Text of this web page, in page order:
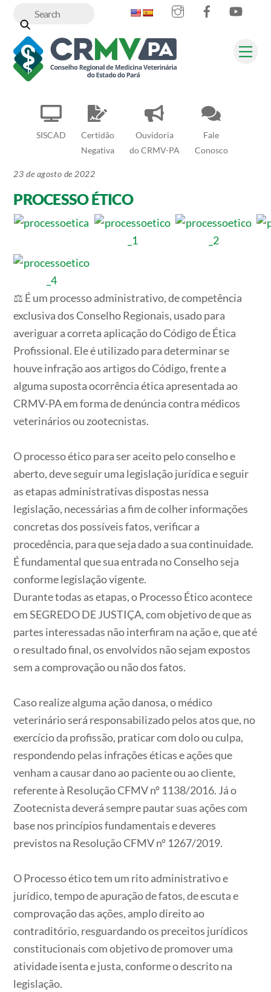
content
SISCAD
Certidão
Negativa
Ouvidoria
do CRMV-PA
Fale
Conosco
InstagramFacebook
23 de agosto de 2022
PROCESSO ÉTICO
⚖️ É um processo administrativo, de competência
exclusiva dos Conselho Regionais, usado para
averiguar a correta aplicação do Código de Ética
Profissional. Ele é utilizado para determinar se
houve infração aos artigos do Código, frente a
alguma suposta ocorrência ética apresentada ao
CRMV-PA em forma de denúncia contra médicos
veterinários ou zootecnistas.
O processo ético para ser aceito pelo conselho e
aberto, deve seguir uma legislação jurídica e seguir
as etapas administrativas dispostas nessa
legislação, necessárias a fim de colher informações
concretas dos possíveis fatos, verificar a
procedência, para que seja dado a sua continuidade.
É fundamental que sua entrada no Conselho seja
conforme legislação vigente.
Durante todas as etapas, o Processo Ético acontece
em SEGREDO DE JUSTIÇA, com objetivo de que as
partes interessadas não interfiram na ação e, que até
o resultado final, os envolvidos não sejam expostos
sem a comprovação ou não dos fatos.
Caso realize alguma ação danosa, o médico
veterinário será responsabilizado pelos atos que, no
exercício da profissão, praticar com dolo ou culpa,
respondendo pelas infrações éticas e ações que
venham a causar dano ao paciente ou ao cliente,
referente à Resolução CFMV nº 1138/2016. Já o
Zootecnista deverá sempre pautar suas ações com
base nos princípios fundamentais e deveres
previstos na Resolução CFMV nº 1267/2019.
O Processo ético tem um rito administrativo e
jurídico, tempo de apuração de fatos, de escuta e
comprovação das ações, amplo direito ao
contraditório, resguardando os preceitos jurídicos
constitucionais com objetivo de promover uma
atividade isenta e justa, conforme o descrito na
legislação.